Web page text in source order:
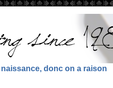
donc on a raison